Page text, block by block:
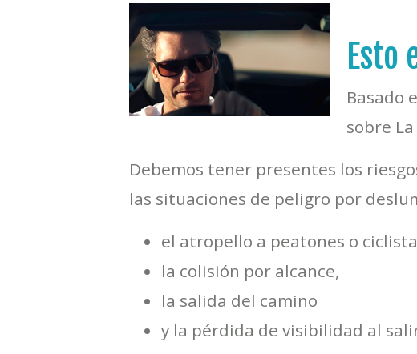
Esto
Basado
sobre
Debemos tener presentes los
las situaciones de peligro por
el atropello a peatones o
la colisión por alcance,
la salida del camino
y la pérdida de visibilidad al